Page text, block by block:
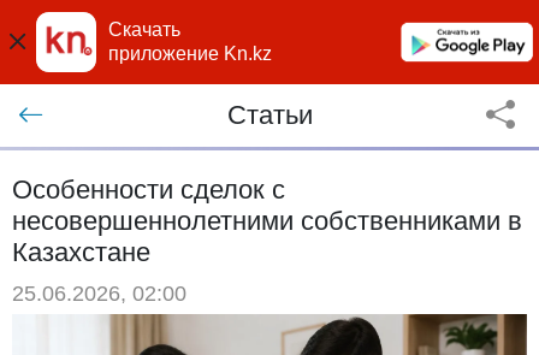
Скачать
приложение Kn.kz
Статьи
Особенности сделок с
несовершеннолетними собственниками в
Казахстане
25.06.2026, 02:00